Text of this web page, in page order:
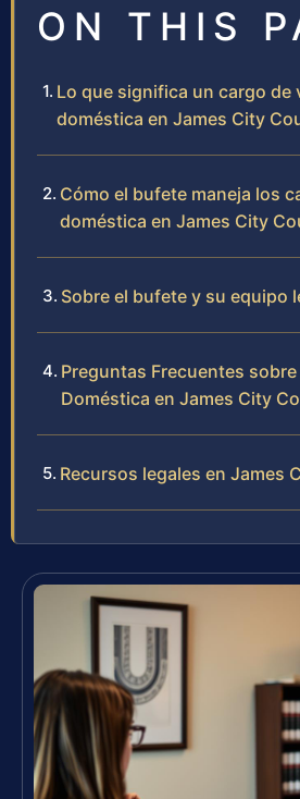
ON THIS
Lo que significa un cargo de
doméstica en James City
Cómo el bufete maneja los
doméstica en James City
Sobre el bufete y su equipo
Preguntas Frecuentes
Doméstica en James City
Recursos legales en James